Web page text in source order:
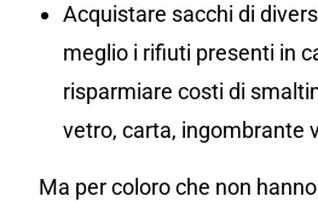
Acquistare sacchi di
meglio i rifiuti presenti in
risparmiare costi di
vetro, carta, ingombrante
Ma per coloro che non